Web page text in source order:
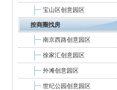
宝山区创意园区
按商圈找房
南京西路创意园区
徐家汇创意园区
外滩创意园区
世纪公园创意园区